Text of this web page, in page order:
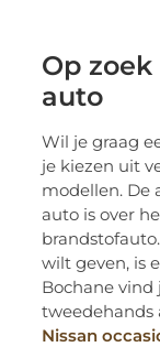
Op
auto
Wil je graag
je kiezen uit
modellen. De
auto is over
wilt geven, is
Bochane
tweedehands
Nissan